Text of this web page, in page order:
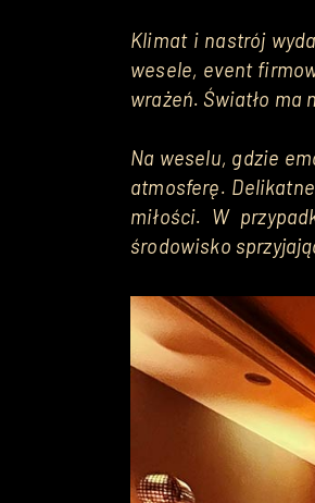
Klimat i nastrój
wesele, event
wrażeń. Światło ma
Na weselu, gdzie
atmosferę.
miłości. W
środowisko